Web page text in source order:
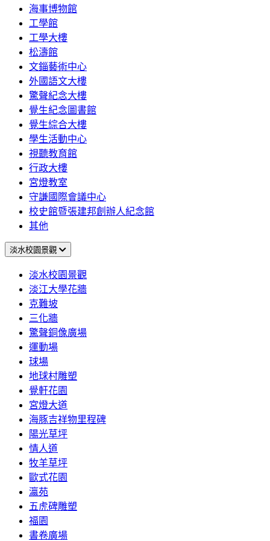
海事博物館
工學館
工學大樓
松濤館
文錙藝術中心
外國語文大樓
驚聲紀念大樓
覺生紀念圖書館
覺生綜合大樓
學生活動中心
視聽教育館
行政大樓
宮燈教室
守謙國際會議中心
校史館暨張建邦創辦人紀念館
其他
淡水校園景觀
淡水校園景觀
淡江大學花牆
克難坡
三化牆
驚聲銅像廣場
運動場
球場
地球村雕塑
覺軒花園
宮燈大道
海豚吉祥物里程碑
陽光草坪
情人道
牧羊草坪
歐式花園
瀛苑
五虎碑雕塑
福園
書卷廣場